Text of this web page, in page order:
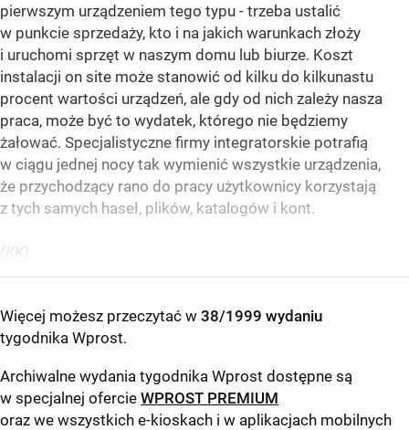
pierwszym urządzeniem tego typu - trzeba ustalić
w punkcie sprzedaży, kto i na jakich warunkach złoży
i uruchomi sprzęt w naszym domu lub biurze. Koszt
instalacji on site może stanowić od kilku do kilkunastu
procent wartości urządzeń, ale gdy od nich zależy nasza
praca, może być to wydatek, którego nie będziemy
żałować. Specjalistyczne firmy integratorskie potrafią
w ciągu jednej nocy tak wymienić wszystkie urządzenia,
że przychodzący rano do pracy użytkownicy korzystają
z tych samych haseł, plików, katalogów i kont.
(KK)
Więcej możesz przeczytać w 38/1999 wydaniu
tygodnika Wprost.
Archiwalne wydania tygodnika Wprost dostępne są
w specjalnej ofercie WPROST PREMIUM
oraz we wszystkich e-kioskach i w aplikacjach mobilnych